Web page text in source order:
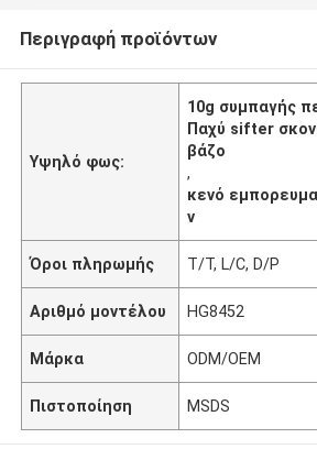
Περιγραφή προϊόντων
Υψηλό φως:
10g συμπαγής
Παχύ sifter
βάζο
,
κενό
ν
Όροι πληρωμής T/T, L/C, D/P
Αριθμό μοντέλου HG8452
Μάρκα ODM/OEM
Πιστοποίηση MSDS